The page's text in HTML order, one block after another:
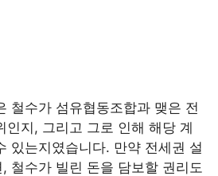
철수가 섬유협동조합과 맺은 전
인지, 그리고 그로 인해 해당 계
있는지였습니다. 만약 전세권 설
철수가 빌린 돈을 담보할 권리도